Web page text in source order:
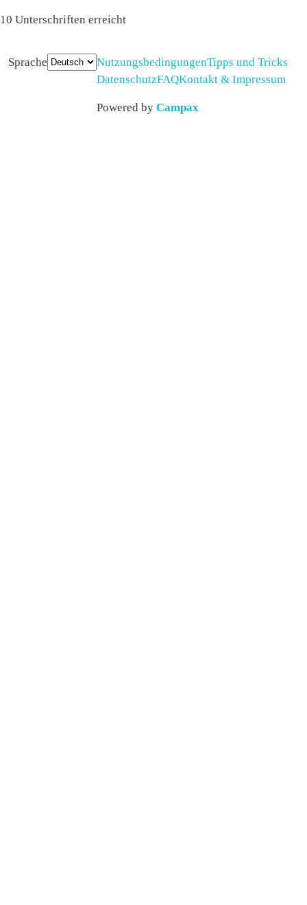
10 Unterschriften erreicht
Sprache NutzungsbedingungenTipps und Tricks
DatenschutzFAQKontakt & Impressum
Powered by Campax